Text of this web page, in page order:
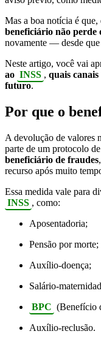
Mas a boa notícia é
beneficiário não
novamente — desde que
Neste artigo, você vai
ao INSS , quais
futuro.
Por que o
A devolução de valores
parte de um protocolo
beneficiário de fraudes
recurso após muito
Essa medida vale para
INSS , como:
Aposentadoria;
Pensão por morte;
Auxílio-doença;
Salário-
BPC (Benefício
Auxílio-reclusão.